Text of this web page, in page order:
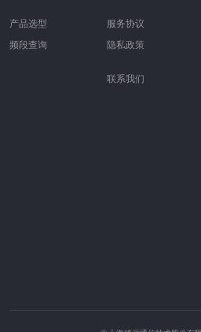
产品选型
频段查询
服务协议
隐私政策
联系我们